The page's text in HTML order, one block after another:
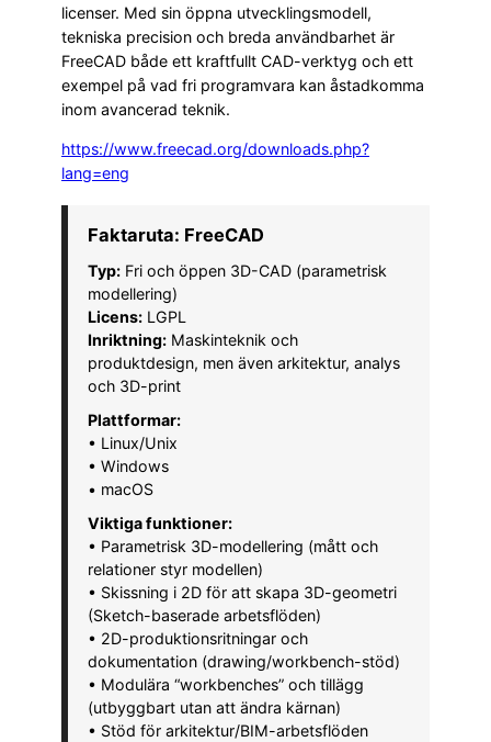
licenser. Med sin öppna utvecklingsmodell,
tekniska precision och breda användbarhet är
FreeCAD både ett kraftfullt CAD-verktyg och ett
exempel på vad fri programvara kan åstadkomma
inom avancerad teknik.
https://www.freecad.org/downloads.php?
lang=eng
Faktaruta: FreeCAD
Typ: Fri och öppen 3D-CAD (parametrisk
modellering)
Licens: LGPL
Inriktning: Maskinteknik och
produktdesign, men även arkitektur, analys
och 3D-print
Plattformar:
• Linux/Unix
• Windows
• macOS
Viktiga funktioner:
• Parametrisk 3D-modellering (mått och
relationer styr modellen)
• Skissning i 2D för att skapa 3D-geometri
(Sketch-baserade arbetsflöden)
• 2D-produktionsritningar och
dokumentation (drawing/workbench-stöd)
• Modulära “workbenches” och tillägg
(utbyggbart utan att ändra kärnan)
• Stöd för arkitektur/BIM-arbetsflöden